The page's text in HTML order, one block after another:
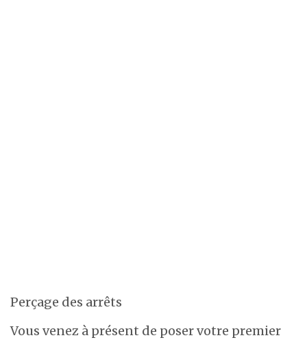
Perçage des arrêts
Vous venez à présent de poser votre premier